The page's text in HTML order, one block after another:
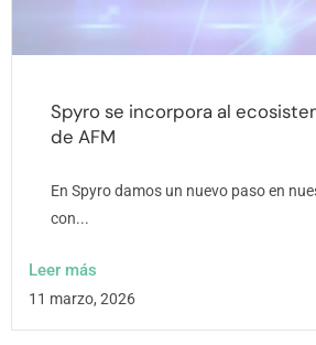
Spyro se incorpora al
de AFM
En Spyro damos un nuevo paso en
con...
Leer más
11 marzo, 2026